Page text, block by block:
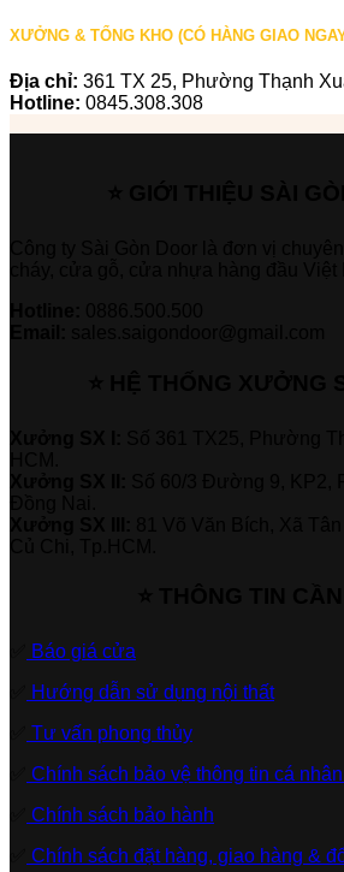
XƯỞNG & TỔNG KHO (CÓ HÀNG GIAO
Địa chỉ: 361 TX 25, Phường Thạnh
Hotline: 0845.308.308
Báo giá cửa
Hướng dẫn sử dụng nội thất
Tư vấn phong thủy
Chính sách bảo vệ thông tin cá
Chính sách bảo hành
Chính sách đặt hàng, giao hàng &